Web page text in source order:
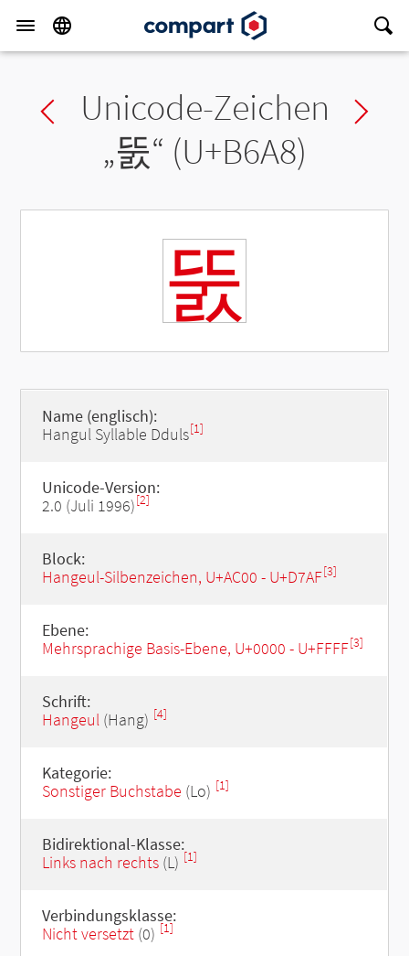
Previous char
Unicode-Zeichen
„뚨“ (U+B6A8)
뚨
Name (englisch):
Hangul Syllable Dduls[1]
Unicode-Version:
2.0 (Juli 1996)[2]
Block:
Hangeul-Silbenzeichen, U+AC00 - U+D7AF[3]
Ebene:
Mehrsprachige Basis-Ebene, U+0000 - U+FFFF[3]
Schrift:
Hangeul(Hang) [4]
Kategorie:
Sonstiger Buchstabe (Lo) [1]
Bidirektional-Klasse:
Links nach rechts(L) [1]
Verbindungsklasse:
Nicht versetzt(0) [1]